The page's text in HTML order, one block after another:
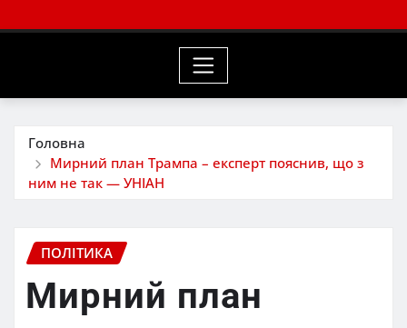
Головна
Мирний план Трампа – експерт пояснив, що з
ним не так — УНІАН
ПОЛІТИКА
Мирний план